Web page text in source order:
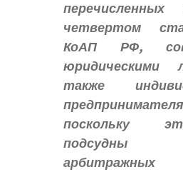
четвертом
КоАП РФ,
юридическими
также
поскольку
подсудны